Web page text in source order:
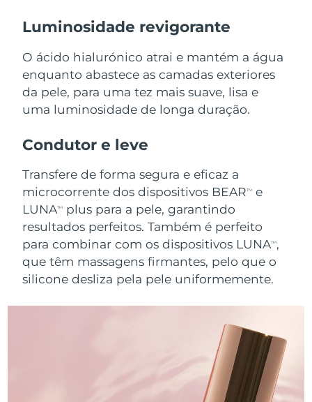
Luminosidade revigorante
O ácido hialurónico atrai e mantém a água
enquanto abastece as camadas exteriores
da pele, para uma tez mais suave, lisa e
uma luminosidade de longa duração.
Condutor e leve
Transfere de forma segura e eficaz a
microcorrente dos dispositivos BEARTM
e
LUNATM
plus para a pele, garantindo
resultados perfeitos. Também é perfeito
para combinar com os dispositivos LUNATM,
que têm massagens firmantes, pelo que o
silicone desliza pela pele uniformemente.
Líbano Entrega prevista
Lituânia Entrega prevista10/08/2026
Luxemburgo Entrega prevista10/08/2026
Macau, RAE da
China
Malásia
Malta Entrega prevista
México Entrega prevista 14/08/2026
Mônaco Entrega prevista11/08/2026
Entrega prevista 10/08/2026
Entrega prevista 10/08/2026